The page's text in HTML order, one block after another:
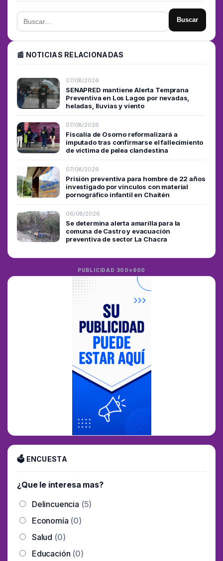
Buscar
📰 NOTICIAS RELACIONADAS
07/08/2026
SENAPRED mantiene Alerta Temprana
Preventiva en Los Lagos por nevadas,
heladas, lluvias y viento
07/08/2026
Fiscalía de Osorno reformalizará a
imputado tras confirmarse el fallecimiento
de víctima de pelea clandestina
07/08/2026
Prisión preventiva para hombre de 22 años
investigado por vínculos con material
pornográfico infantil en Chaitén
06/08/2026
Se determina alerta amarilla para la
comuna de Castro y evacuación
preventiva de sector La Chacra
PUBLICIDAD 300×600
🗳 ENCUESTA
¿Que le interesa mas?
Delincuencia (5)
Economía (0)
Salud (0)
Educación (0)